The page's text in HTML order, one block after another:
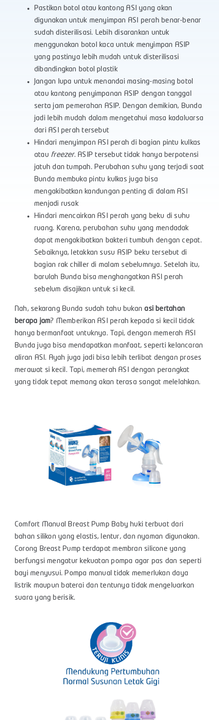
Pastikan botol atau kantong ASI yang akan
digunakan untuk menyimpan ASI perah benar-benar
sudah disterilisasi. Lebih disarankan untuk
menggunakan botol kaca untuk menyimpan ASIP
yang pastinya lebih mudah untuk disterilisasi
dibandingkan botol plastik
Jangan lupa untuk menandai masing-masing botol
atau kantong penyimpanan ASIP dengan tanggal
serta jam pemerahan ASIP. Dengan demikian, Bunda
jadi lebih mudah dalam mengetahui masa kadaluarsa
dari ASI perah tersebut
Hindari menyimpan ASI perah di bagian pintu kulkas
atau freezer. ASIP tersebut tidak hanya berpotensi
jatuh dan tumpah. Perubahan suhu yang terjadi saat
Bunda membuka pintu kulkas juga bisa
mengakibatkan kandungan penting di dalam ASI
menjadi rusak
Hindari mencairkan ASI perah yang beku di suhu
ruang. Karena, perubahan suhu yang mendadak
dapat mengakibatkan bakteri tumbuh dengan cepat.
Sebaiknya, letakkan susu ASIP beku tersebut di
bagian rak chiller di malam sebelumnya. Setelah itu,
barulah Bunda bisa menghangatkan ASI perah
sebelum disajikan untuk si kecil.
Nah, sekarang Bunda sudah tahu bukanasi bertahan
berapa jam? Memberikan ASI perah kepada si kecil tidak
hanya bermanfaat untuknya. Tapi, dengan memerah ASI
Bunda juga bisa mendapatkan manfaat, seperti kelancaran
aliran ASI. Ayah juga jadi bisa lebih terlibat dengan proses
merawat si kecil. Tapi, memerah ASI dengan perangkat
yang tidak tepat memang akan terasa sangat melelahkan.
Comfort Manual Breast Pump Baby huki terbuat dari
bahan silikon yang elastis, lentur, dan nyaman digunakan.
Corong Breast Pump terdapat membran silicone yang
berfungsi mengatur kekuatan pompa agar pas dan seperti
bayi menyusui. Pompa manual tidak memerlukan daya
listrik maupun baterai dan tentunya tidak mengeluarkan
suara yang berisik.